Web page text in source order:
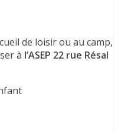
de loisir ou au camp,
à l’ASEP 22 rue Résal